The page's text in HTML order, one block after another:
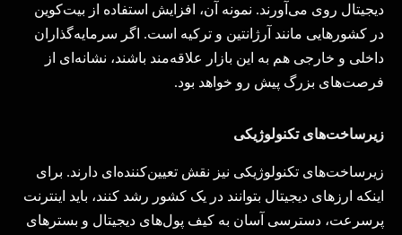
دیجیتال روی می‌آورند. نمونه آن، افزایش استفاده از بیت‌کوین
در کشورهایی مانند آرژانتین و ترکیه است. اگر سرمایه‌گذاران
داخلی و خارجی هم به این بازار علاقه‌مند باشند، نشانه‌ای از
فرصت‌های بزرگ پیش رو خواهد بود.
زیرساخت‌های تکنولوژیکی
زیرساخت‌های تکنولوژیکی نیز نقش تعیین‌کننده‌ای دارند. برای
اینکه ارزهای دیجیتال بتوانند در یک کشور رشد کنند، باید اینترنت
پرسرعت، دسترسی آسان به کیف پول‌های دیجیتال و بسترهای